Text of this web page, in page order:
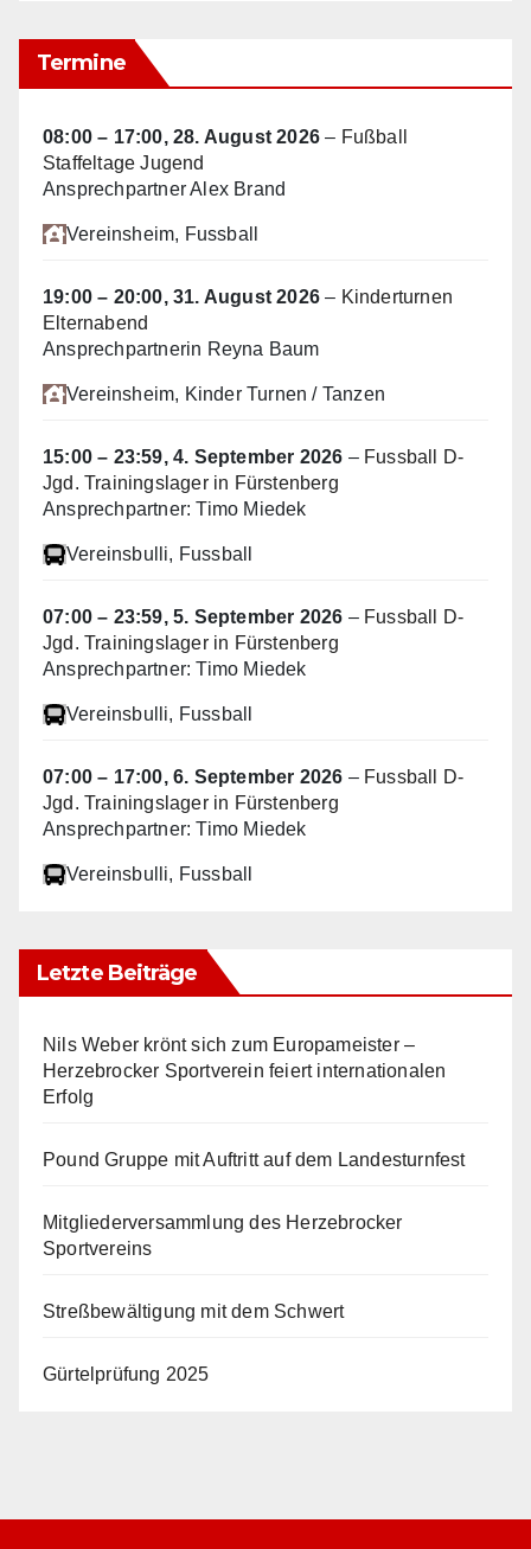
Termine
08:00 – 17:00,28. August 2026 – Fußball
Staffeltage Jugend
Ansprechpartner Alex Brand
Vereinsheim, Fussball
19:00 – 20:00,31. August 2026 – Kinderturnen
Elternabend
Ansprechpartnerin Reyna Baum
Vereinsheim, Kinder Turnen / Tanzen
15:00 – 23:59,4. September 2026 – Fussball D-
Jgd. Trainingslager in Fürstenberg
Ansprechpartner: Timo Miedek
Vereinsbulli, Fussball
07:00 – 23:59,5. September 2026 – Fussball D-
Jgd. Trainingslager in Fürstenberg
Ansprechpartner: Timo Miedek
Vereinsbulli, Fussball
07:00 – 17:00,6. September 2026 – Fussball D-
Jgd. Trainingslager in Fürstenberg
Ansprechpartner: Timo Miedek
Vereinsbulli, Fussball
Letzte Beiträge
Nils Weber krönt sich zum Europameister –
Herzebrocker Sportverein feiert internationalen
Erfolg
Pound Gruppe mit Auftritt auf dem Landesturnfest
Mitgliederversammlung des Herzebrocker
Sportvereins
Streßbewältigung mit dem Schwert
Gürtelprüfung 2025